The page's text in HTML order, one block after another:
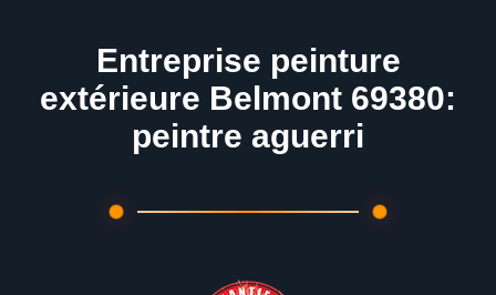
Entreprise peinture
extérieure Belmont 69380:
peintre aguerri